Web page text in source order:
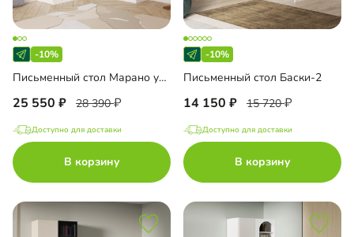
-10%
Письменный стол Марано угловой
25 550 28 390
Доступно для доставки
В корзину
-10%
Письменный стол Баски-2
14 150 15 720
Доступно для доставки
В корзину